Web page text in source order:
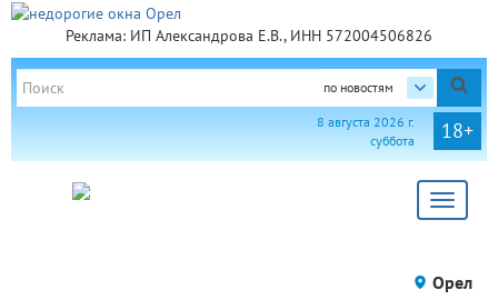
Реклама: ИП Александрова Е.В., ИНН 572004506826
по новостям
18+
8 августа 2026 г.
суббота
Toggle
Орел